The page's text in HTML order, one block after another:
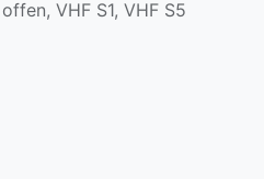
VHF S1, VHF S5